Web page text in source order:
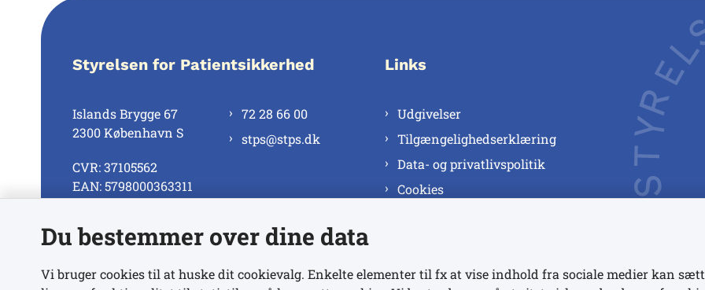
Styrelsen for Patientsikkerhed
Islands Brygge 67
2300 København S
CVR: 37105562
EAN: 5798000363311
72 28 66 00
stps@stps.dk
Se alle kontaktnumre
Links
Udgivelser
Tilgængelighedserklæring
Data- og privatlivspolitik
Cookies
Du bestemmer over dine data
Vi bruger cookies til at huske dit cookievalg. Enkelte elementer til fx at vise indhold fra sociale medier kan